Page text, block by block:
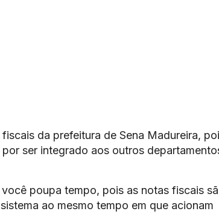
da prefeitura de Sena Madureira,
ser integrado aos outros
poupa tempo, pois as notas fiscais
ao mesmo tempo em que acionam